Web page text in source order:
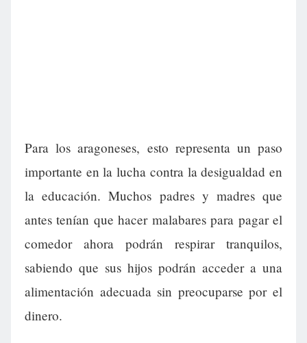
Para los aragoneses, esto representa un paso
importante en la lucha contra la desigualdad en
la educación. Muchos padres y madres que
antes tenían que hacer malabares para pagar el
comedor ahora podrán respirar tranquilos,
sabiendo que sus hijos podrán acceder a una
alimentación adecuada sin preocuparse por el
dinero.